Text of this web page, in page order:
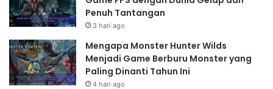
Penuh Tantangan
3 hari ago
Mengapa Monster Hunter Wilds
Menjadi Game Berburu Monster yang
Paling Dinanti Tahun Ini
4 hari ago